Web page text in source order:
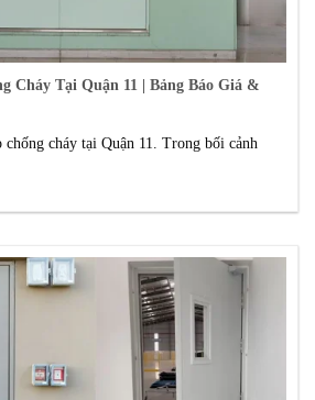
Cháy Tại Quận 11 | Bảng Báo Giá &
cháy tại Quận 11. Trong bối cảnh